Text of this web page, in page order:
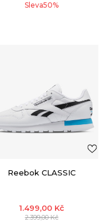
Sleva50%
Reebok CLASSIC
1.499,00 Kč
2.399,00Kč